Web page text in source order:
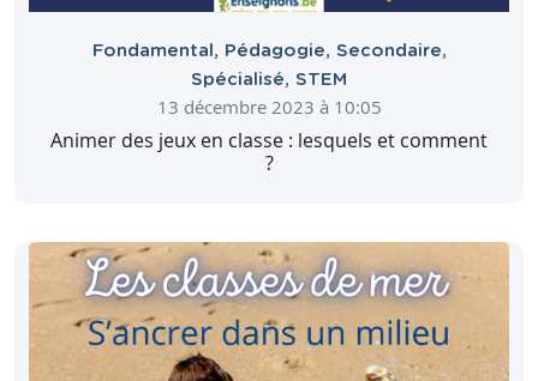
Fondamental, Pédagogie, Secondaire,
Spécialisé, STEM
13 décembre 2023 à 10:05
Animer des jeux en classe : lesquels et comment
?